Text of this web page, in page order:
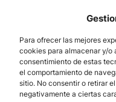
Para ofrecer las mejores
cookies para almacenar y/o
consentimiento de estas
el comportamiento de
sitio. No consentir o retirar
negativamente a ciertas
Los Prados, 121 – 33203
985 185 577 –